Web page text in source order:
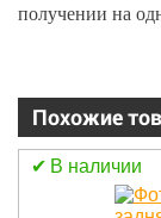
получении на
Похожие
В